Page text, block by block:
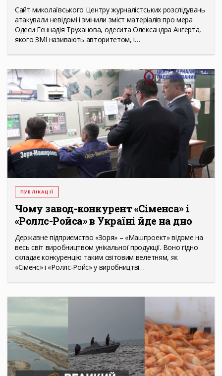
Сайт миколаївського Центру журналістських розслідувань
атакували невідомі і змінили зміст матеріалів про мера
Одеси Геннадія Труханова, одесита Олександра Ангерта,
якого ЗМІ називають авторитетом, і…
ПУБЛІКАЦІЇ
Чому завод-конкурент «Сіменса» і
«Роллс-Ройса» в Україні йде на дно
Державне підприємство «Зоря» – «Машпроект» відоме на
весь світ виробництвом унікальної продукції. Воно гідно
складає конкуренцію таким світовим велетням, як
«Сіменс» і «Роллс-Ройс» у виробництві…